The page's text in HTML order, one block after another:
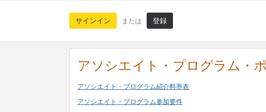
サインイン または 登録
アソシエイト・プログラム・
アソシエイト・プログラム紹介料率表
アソシエイト・プログラム参加要件